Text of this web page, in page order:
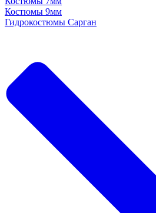
Костюмы 9мм
Гидрокостюмы Сарган